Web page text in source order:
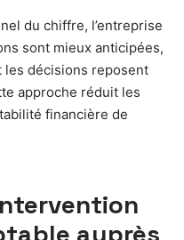
du chiffre, l’entreprise
sont mieux anticipées,
les décisions reposent
approche réduit les
financière de